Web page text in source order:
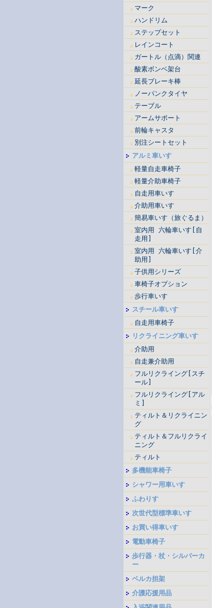
マーク
ハンドリム
ステップセット
レインコート
ガートル（点滴）関連
酸素ボンベ架台
延長ブレーキ棒
ノーパンクタイヤ
テーブル
アームサポート
前輪キャスタ
別注シートセット
アルミ車いす
軽量自走車椅子
軽量介助車椅子
自走用車いす
介助用車いす
簡易車いす（旅ぐるま）
室内用 六輪車いす[自
走用]
室内用 六輪車いす[介
助用]
子供用シリーズ
車椅子オプション
歩行車いす
スチール車いす
自走用車椅子
リクライニング車いす
介助用
自走兼介助用
フルリクライング[スチ
ール]
フルリクライング[アル
ミ]
ティルト＆リクライニン
グ
ティルト＆フルリクライ
ニング
ティルト
多機能車椅子
シャワー用車いす
ふわりす
次世代型標準車いす
お買い得車いす
電動車椅子
歩行器・杖・シルバーカ
ー
ベルカ担架
介護応援用品